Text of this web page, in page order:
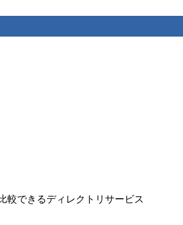
較できるディレクトリサービス